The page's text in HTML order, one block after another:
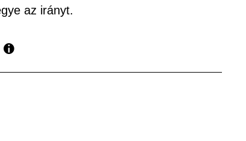
az irányt.